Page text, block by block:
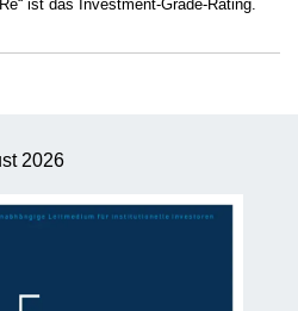
ist das Investment-Grade-Rating.
2026